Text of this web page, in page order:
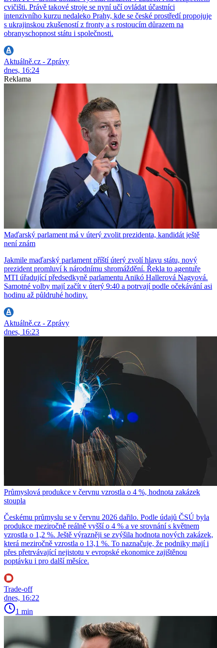
cvičišti. Právě takové stroje se nyní učí ovládat účastníci
intenzivního kurzu nedaleko Prahy, kde se české prostředí propojuje
s ukrajinskou zkušeností z fronty a s rostoucím důrazem na
obranyschopnost státu i společnosti.
Aktuálně.cz - Zprávy
dnes, 16:24
Reklama
Maďarský parlament má v úterý zvolit prezidenta, kandidát ještě
není znám
Jakmile maďarský parlament příští úterý zvolí hlavu státu, nový
prezident promluví k národnímu shromáždění. Řekla to agentuře
MTI úřadující předsedkyně parlamentu Anikó Hallerová Nagyová.
Samotné volby mají začít v úterý 9:40 a potrvají podle očekávání asi
hodinu až půldruhé hodiny.
Aktuálně.cz - Zprávy
dnes, 16:23
Průmyslová produkce v červnu vzrostla o 4 %, hodnota zakázek
stoupla
Českému průmyslu se v červnu 2026 dařilo. Podle údajů ČSÚ byla
produkce meziročně reálně vyšší o 4 % a ve srovnání s květnem
vzrostla o 1,2 %. Ještě výrazněji se zvýšila hodnota nových zakázek,
která meziročně vzrostla o 13,1 %. To naznačuje, že podniky mají i
přes přetrvávající nejistotu v evropské ekonomice zajištěnou
poptávku i pro další měsíce.
Trade-off
dnes, 16:22
1 min